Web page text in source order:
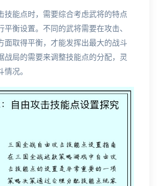
技能点时，需要综合考虑武将的特点
平衡设置。不同的武将需要在攻击、
面取得平衡，才能发挥出最大的战斗
战局的需要来调整技能点的分配，灵
况。